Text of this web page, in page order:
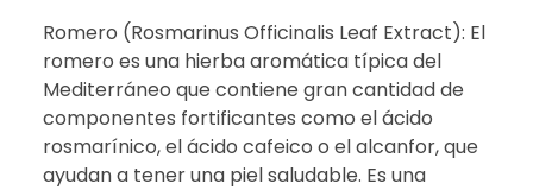
Romero (Rosmarinus Officinalis Leaf Extract): El
romero es una hierba aromática típica del
Mediterráneo que contiene gran cantidad de
componentes fortificantes como el ácido
rosmarínico, el ácido cafeico o el alcanfor, que
ayudan a tener una piel saludable. Es una